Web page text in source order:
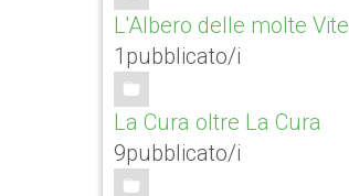
L'Albero delle molte Vite
1pubblicato/i
La Cura oltre La Cura
9pubblicato/i